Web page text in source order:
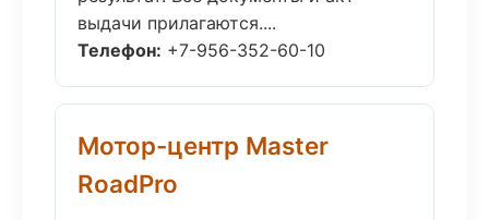
выдачи прилагаются....
Телефон: +7-956-352-60-10
Мотор-центр Master
RoadPro